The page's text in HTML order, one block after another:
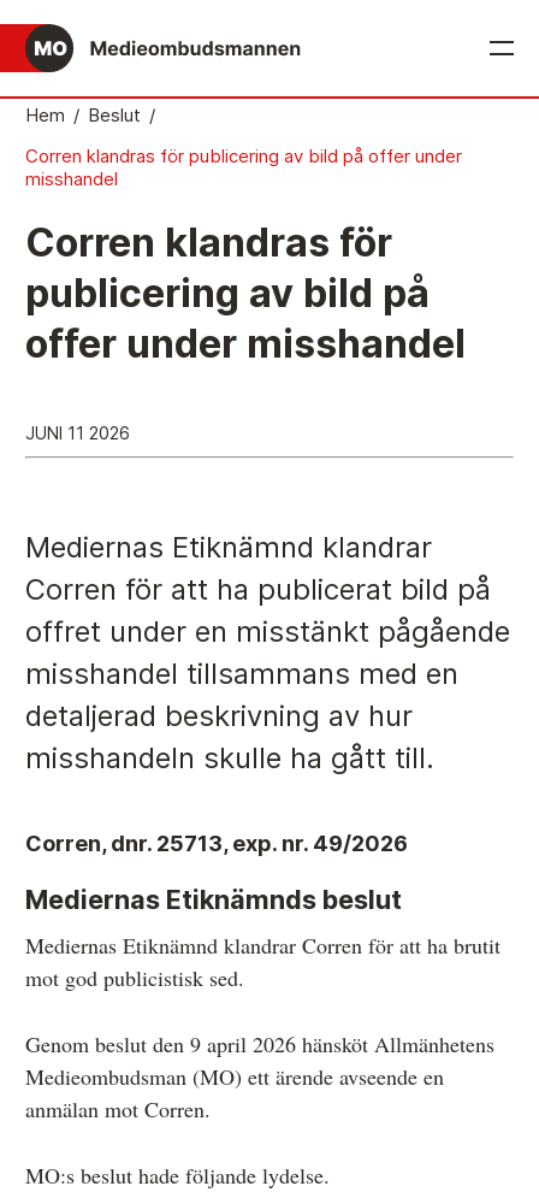
Det medieetiska systemet
Mediernas Etiknämnd fattar de avgörande besluten
Publicitetsreglerna – grunden i det medieetiska
systemet
Vill du ansluta till det medieetiska systemet?
Anmälan och beslut
De senaste besluten
Från anmälan till beslut – så går det till
Så här gör du en anmälan
Här är medierna som MO kan pröva
Övrigt
Hem / Beslut /
Corren klandras för publicering av bild på offer under
misshandel
Corren klandras för
publicering av bild på
offer under misshandel
JUNI 11 2026
Mediernas Etiknämnd klandrar
Corren för att ha publicerat bild på
offret under en misstänkt pågående
misshandel tillsammans med en
detaljerad beskrivning av hur
misshandeln skulle ha gått till.
Corren, dnr. 25713, exp. nr. 49/2026
Mediernas Etiknämnds beslut
Mediernas Etiknämnd klandrar Corren för att ha brutit
mot god publi­cistisk sed.
Genom beslut den 9 april 2026 hänsköt Allmänhetens
Medieombudsman (MO) ett ärende avseende en
anmälan mot Corren.
MO:s beslut hade följande lydelse.